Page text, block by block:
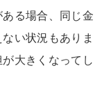
る場合、同じ金
い状況もありま
大きくなってし